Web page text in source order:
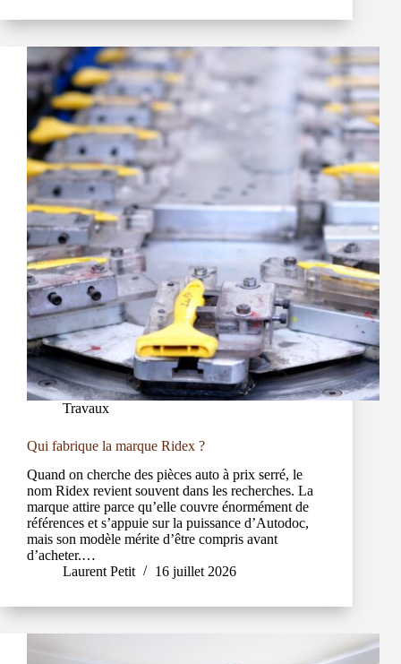
Travaux
Qui fabrique la marque Ridex ?
Quand on cherche des pièces auto à prix serré, le
nom Ridex revient souvent dans les recherches. La
marque attire parce qu’elle couvre énormément de
références et s’appuie sur la puissance d’Autodoc,
mais son modèle mérite d’être compris avant
d’acheter.…
Laurent Petit
16 juillet 2026